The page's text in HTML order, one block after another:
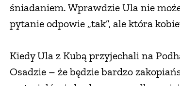
śniadaniem. Wprawdzie Ula nie
pytanie odpowie „tak”, ale która
Kiedy Ula z Kubą przyjechali na
Osadzie – że będzie bardzo